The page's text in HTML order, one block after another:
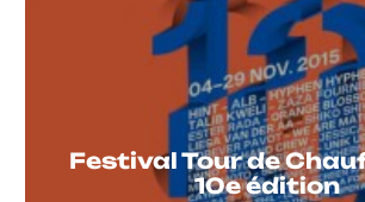
Festival Tour de
10e édition